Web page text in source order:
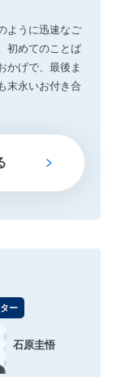
ように迅速なご
初めてのことば
かげで、最後ま
末永いお付き合
ー
石原圭悟